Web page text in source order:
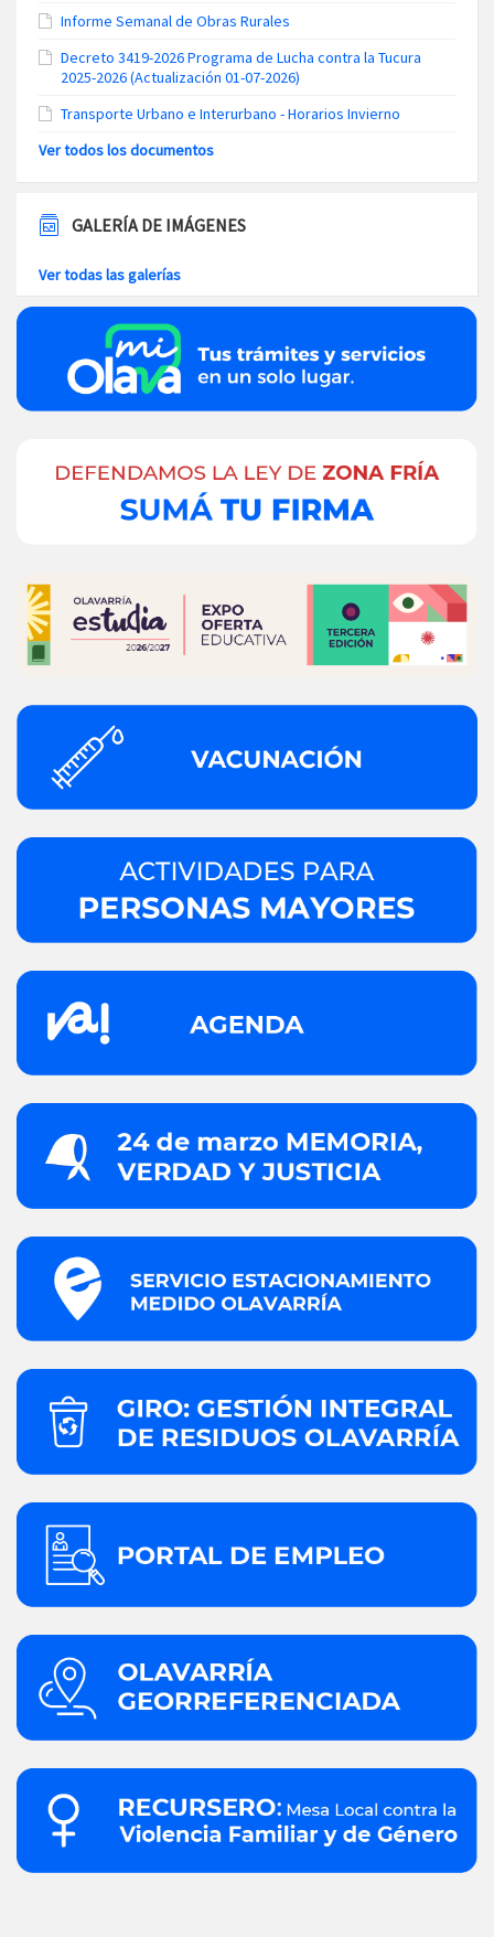
Informe Semanal de Obras Rurales
Decreto 3419-2026 Programa de Lucha contra la Tucura
2025-2026 (Actualización 01-07-2026)
Transporte Urbano e Interurbano - Horarios Invierno
Ver todos los documentos
GALERÍA DE IMÁGENES
Ver todas las galerías